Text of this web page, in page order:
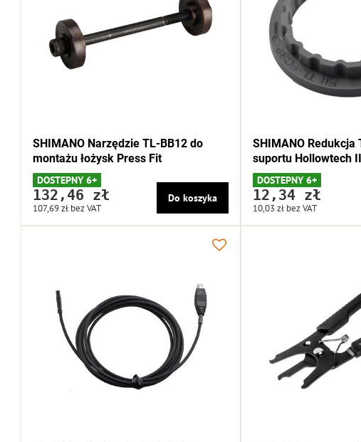
SHIMANO Narzędzie TL-BB12 do
montażu łożysk Press Fit
DOSTEPNY 6+
132,46 zł
107,69 zł bez VAT
Do koszyka
SHIMANO Redukcja
suportu Hollowtech II
DOSTEPNY 6+
12,34 zł
10,03 zł bez VAT